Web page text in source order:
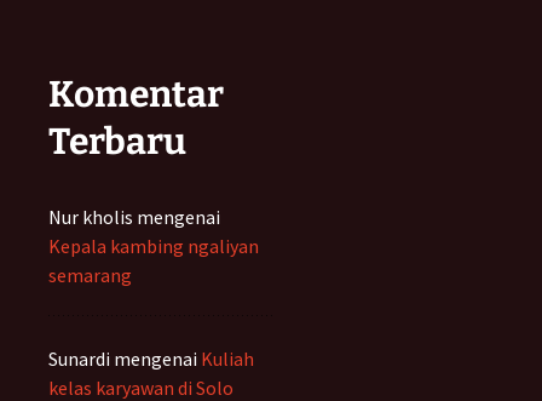
Komentar
Terbaru
Nur kholis mengenai
Kepala kambing ngaliyan
semarang
Sunardi mengenai Kuliah
kelas karyawan di Solo